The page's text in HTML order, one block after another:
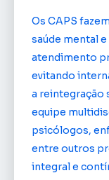
Os CAPS
saúde mental
atendimento
evitando
a reintegração
equipe
psicólogos,
entre outros
integral e